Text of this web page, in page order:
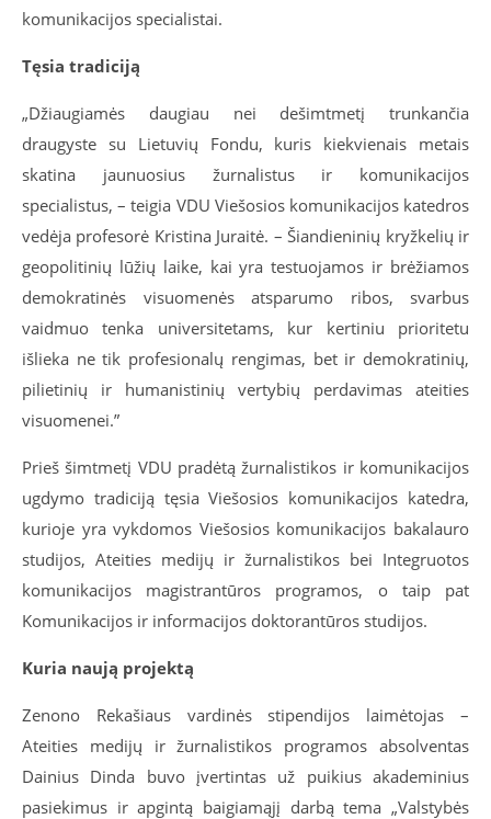
komunikacijos specialistai.
Tęsia tradiciją
„Džiaugiamės daugiau nei dešimtmetį trunkančia
draugyste su Lietuvių Fondu, kuris kiekvienais metais
skatina jaunuosius žurnalistus ir komunikacijos
specialistus, – teigia VDU Viešosios komunikacijos katedros
vedėja profesorė Kristina Juraitė. –Šiandieninių kryžkelių ir
geopolitinių lūžių laike, kai yra testuojamos ir brėžiamos
demokratinės visuomenės atsparumo ribos, svarbus
vaidmuo tenka universitetams, kur kertiniu prioritetu
išlieka ne tik profesionalų rengimas, bet ir demokratinių,
pilietinių ir humanistinių vertybių perdavimas ateities
visuomenei.”
Prieš šimtmetį VDU pradėtą žurnalistikos ir komunikacijos
ugdymo tradiciją tęsiaViešosios komunikacijos katedra,
kurioje yra vykdomos Viešosios komunikacijos bakalauro
studijos, Ateities medijų ir žurnalistikos bei Integruotos
komunikacijos magistrantūros programos, o taip pat
Komunikacijos ir informacijos doktorantūros studijos.
Kuria naują projektą
Zenono Rekašiaus vardinės stipendijos laimėtojas –
Ateities medijų ir žurnalistikos programos absolventas
Dainius Dinda buvo įvertintas už puikius akademinius
pasiekimus ir apgintą baigiamąjį darbą tema „Valstybės